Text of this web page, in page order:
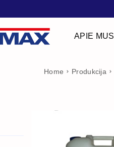
APIE MUS
Home Produkcija